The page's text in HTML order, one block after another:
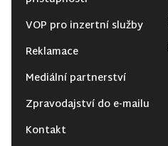
VOP pro inzertní služby
Reklamace
Mediální partnerství
Zpravodajství do e-mailu
Kontakt